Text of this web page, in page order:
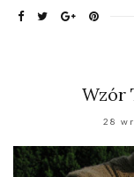
Wzór
28